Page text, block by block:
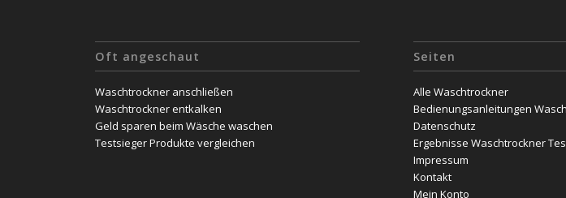
Oft angeschaut
Waschtrockner anschließen
Waschtrockner entkalken
Geld sparen beim Wäsche waschen
Testsieger Produkte vergleichen
Seiten
Alle Waschtrockner
Bedienungsanleitungen
Datenschutz
Ergebnisse Waschtrockner
Impressum
Kontakt
Mein Konto